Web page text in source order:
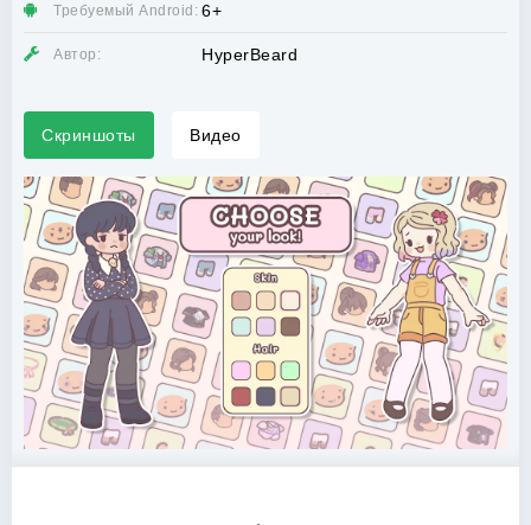
Требуемый Android: 6+
Автор: HyperBeard
Скриншоты Видео